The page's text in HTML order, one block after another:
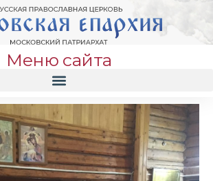
Меню сайта